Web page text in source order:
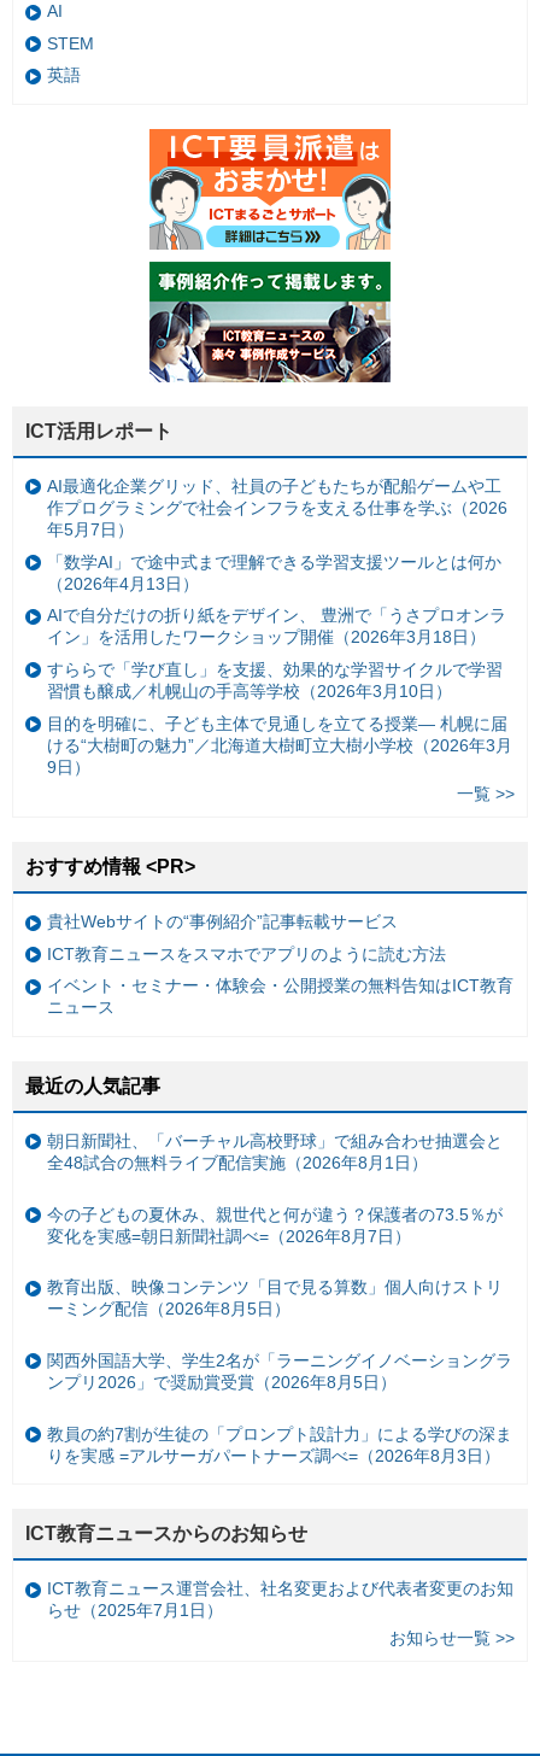
AI
STEM
英語
ICT活用レポート
AI最適化企業グリッド、社員の子どもたちが配船ゲームや工
作プログラミングで社会インフラを支える仕事を学ぶ（2026
年5月7日）
「数学AI」で途中式まで理解できる学習支援ツールとは何か
（2026年4月13日）
AIで自分だけの折り紙をデザイン、 豊洲で「うさプロオンラ
イン」を活用したワークショップ開催（2026年3月18日）
すららで「学び直し」を支援、効果的な学習サイクルで学習
習慣も醸成／札幌山の手高等学校（2026年3月10日）
目的を明確に、子ども主体で見通しを立てる授業— 札幌に届
ける“大樹町の魅力”／北海道大樹町立大樹小学校（2026年3月
9日）
一覧 >>
おすすめ情報 <PR>
貴社Webサイトの“事例紹介”記事転載サービス
ICT教育ニュースをスマホでアプリのように読む方法
イベント・セミナー・体験会・公開授業の無料告知はICT教育
ニュース
最近の人気記事
朝日新聞社、「バーチャル高校野球」で組み合わせ抽選会と
全48試合の無料ライブ配信実施（2026年8月1日）
今の子どもの夏休み、親世代と何が違う？保護者の73.5％が
変化を実感=朝日新聞社調べ=（2026年8月7日）
教育出版、映像コンテンツ「目で見る算数」個人向けストリ
ーミング配信（2026年8月5日）
関西外国語大学、学生2名が「ラーニングイノベーショングラ
ンプリ2026」で奨励賞受賞（2026年8月5日）
教員の約7割が生徒の「プロンプト設計力」による学びの深ま
りを実感 =アルサーガパートナーズ調べ=（2026年8月3日）
ICT教育ニュースからのお知らせ
ICT教育ニュース運営会社、社名変更および代表者変更のお知
らせ（2025年7月1日）
お知らせ一覧 >>